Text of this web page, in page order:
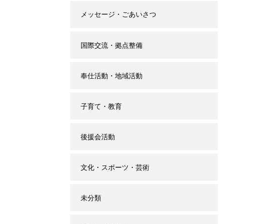
メッセージ・ごあいさつ
国際交流・拠点整備
奉仕活動・地域活動
子育て・教育
後援会活動
文化・スポーツ・芸術
未分類